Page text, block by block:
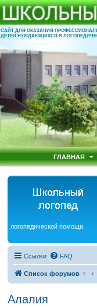
САЙТ ДЛЯ ОКАЗАНИЯ
ДЕТЕЙ НУЖДАЮЩИХСЯ В
ГЛАВНАЯ
логопедической помощи.
Ссылки FAQ
Список форумов
Алалия